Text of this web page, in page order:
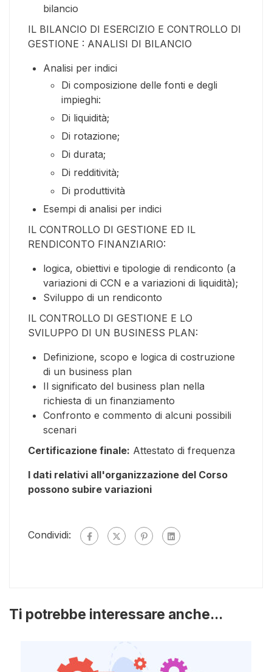
bilancio
IL BILANCIO DI ESERCIZIO E CONTROLLO DI
GESTIONE : ANALISI DI BILANCIO
Analisi per indici
Di composizione delle fonti e degli
impieghi:
Di liquidità;
Di rotazione;
Di durata;
Di redditività;
Di produttività
Esempi di analisi per indici
IL CONTROLLO DI GESTIONE ED IL
RENDICONTO FINANZIARIO:
logica, obiettivi e tipologie di rendiconto (a
variazioni di CCN e a variazioni di liquidità);
Sviluppo di un rendiconto
IL CONTROLLO DI GESTIONE E LO
SVILUPPO DI UN BUSINESS PLAN:
Definizione, scopo e logica di costruzione
di un business plan
Il significato del business plan nella
richiesta di un finanziamento
Confronto e commento di alcuni possibili
scenari
Certificazione finale: Attestato di frequenza
I dati relativi all'organizzazione del Corso
possono subire variazioni
Condividi:
Ti potrebbe interessare anche...